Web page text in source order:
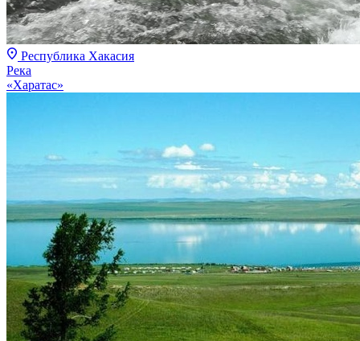
Республика Хакасия
Река
«Харатас»